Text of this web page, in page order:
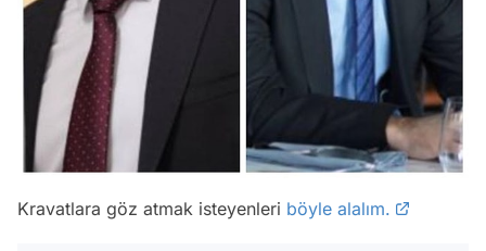
Kravatlara göz atmak isteyenleri böyle alalım.